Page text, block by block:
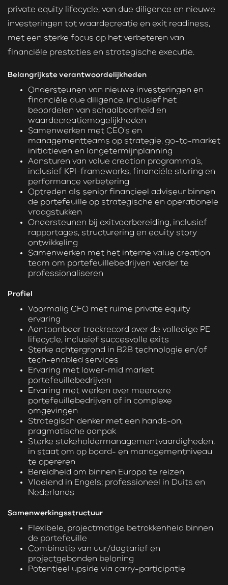
private equity lifecycle, van due diligence en nieuwe
investeringen tot waardecreatie en exit readiness,
met een sterke focus op het verbeteren van
financiële prestaties en strategische executie.
Belangrijkste verantwoordelijkheden
Ondersteunen van nieuwe investeringen en
financiële due diligence, inclusief het
beoordelen van schaalbaarheid en
waardecreatiemogelijkheden
Samenwerken met CEO’s en
managementteams op strategie, go-to-market
initiatieven en langetermijnplanning
Aansturen van value creation programma’s,
inclusief KPI-frameworks, financiële sturing en
performance verbetering
Optreden als senior financieel adviseur binnen
de portefeuille op strategische en operationele
vraagstukken
Ondersteunen bij exitvoorbereiding, inclusief
rapportages, structurering en equity story
ontwikkeling
Samenwerken met het interne value creation
team om portefeuillebedrijven verder te
professionaliseren
Profiel
Voormalig CFO met ruime private equity
ervaring
Aantoonbaar trackrecord over de volledige PE
lifecycle, inclusief succesvolle exits
Sterke achtergrond in B2B technologie en/of
tech-enabled services
Ervaring met lower-mid market
portefeuillebedrijven
Ervaring met werken over meerdere
portefeuillebedrijven of in complexe
omgevingen
Strategisch denker met een hands-on,
pragmatische aanpak
Sterke stakeholdermanagementvaardigheden,
in staat om op board- en managementniveau
te opereren
Bereidheid om binnen Europa te reizen
Vloeiend in Engels; professioneel in Duits en
Nederlands
Samenwerkingsstructuur
Flexibele, projectmatige betrokkenheid binnen
de portefeuille
Combinatie van uur/dagtarief en
projectgebonden beloning
Potentieel upside via carry-participatie